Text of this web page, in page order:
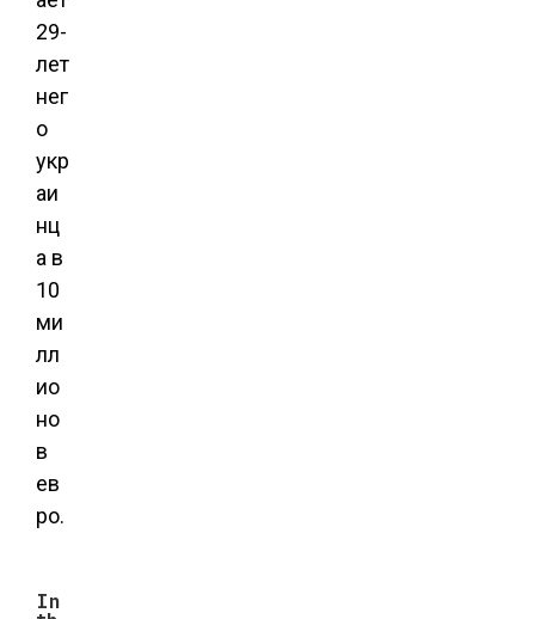
29-
лет
нег
о
укр
аи
нц
а в
10
ми
лл
ио
но
в
ев
ро.
In